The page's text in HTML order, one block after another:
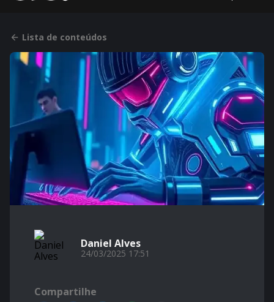
Lista de conteúdos
Daniel Alves
24/03/2025 17:51
Compartilhe